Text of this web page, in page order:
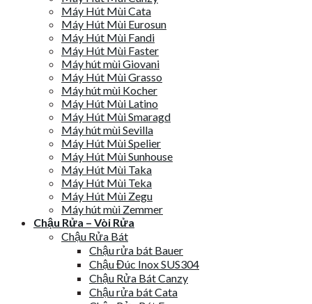
Máy Hút Mùi Cata
Máy Hút Mùi Eurosun
Máy Hút Mùi Fandi
Máy Hút Mùi Faster
Máy hút mùi Giovani
Máy Hút Mùi Grasso
Máy hút mùi Kocher
Máy Hút Mùi Latino
Máy Hút Mùi Smaragd
Máy hút mùi Sevilla
Máy Hút Mùi Spelier
Máy Hút Mùi Sunhouse
Máy Hút Mùi Taka
Máy Hút Mùi Teka
Máy Hút Mùi Zegu
Máy hút mùi Zemmer
Chậu Rửa – Vòi Rửa
Chậu Rửa Bát
Chậu rửa bát Bauer
Chậu Đúc Inox SUS304
Chậu Rửa Bát Canzy
Chậu rửa bát Cata